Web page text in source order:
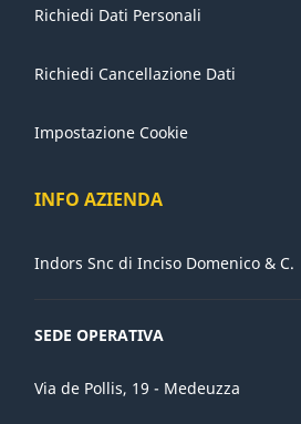
Richiedi Dati Personali
Richiedi Cancellazione Dati
Impostazione Cookie
INFO AZIENDA
Indors Snc di Inciso Domenico & C.
SEDE OPERATIVA
Via de Pollis, 19 - Medeuzza